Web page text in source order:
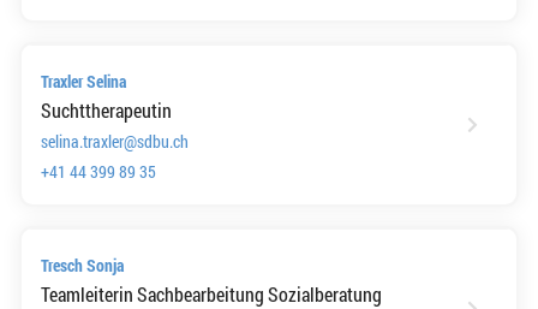
Traxler Selina
Suchttherapeutin
selina.traxler@sdbu.ch
+41 44 399 89 35
Tresch Sonja
Teamleiterin Sachbearbeitung Sozialberatung